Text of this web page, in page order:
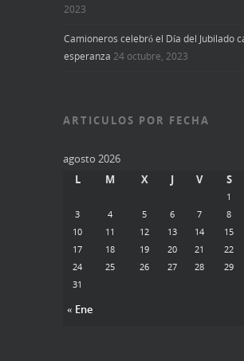
2023
Camioneros celebró el Día del Jubilado
esperanza 24 octubre, 2023
ARTICULOS POR FECHA
agosto 2026
L
M X J V S
« Ene
1
3
4 5 6 7 8
10
11 12 13 14 15
17
18 19 20 21 22
24
25 26 27 28 29
31